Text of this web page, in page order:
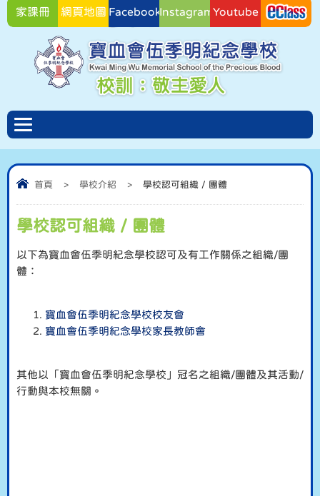
家課冊 網頁地圖 FacebookInstagramYoutube
首頁 > 學校介紹 > 學校認可組織 / 團體
學校認可組織 / 團體
以下為寶血會伍季明紀念學校認可及有工作關係之組織/團
體：
寶血會伍季明紀念學校校友會
寶血會伍季明紀念學校家長教師會
其他以「寶血會伍季明紀念學校」冠名之組織/團體及其活動/
行動與本校無關。